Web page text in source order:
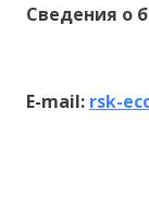
Сведения о
E-mail: rsk-